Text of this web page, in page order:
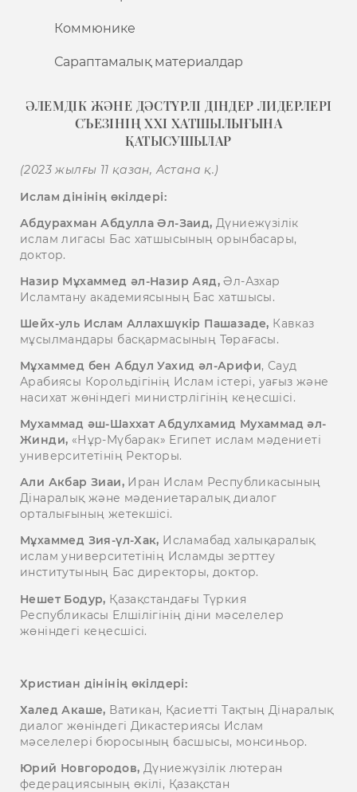
Коммюнике
Сараптамалық материалдар
ӘЛЕМДІК ЖӘНЕ ДӘСТҮРЛІ ДІНДЕР ЛИДЕРЛЕРІ
СЪЕЗІНІҢ XXI ХАТШЫЛЫҒЫНА
ҚАТЫСУШЫЛАР
(2023 жылғы 11 қазан, Астана қ.)
Ислам дінінің өкілдері:
Абдурахман Абдулла Әл-Заид, Дүниежүзілік
ислам лигасы Бас хатшысының орынбасары,
доктор.
Назир Мұхаммед әл-Назир Аяд, Әл-Азхар
Исламтану академиясының Бас хатшысы.
Шейх-уль Ислам Аллахшүкір Пашазаде, Кавказ
мұсылмандары басқармасының Төрағасы.
Мұхаммед бен Абдул Уахид әл-Арифи, Сауд
Арабиясы Корольдігінің Ислам істері, уағыз және
насихат жөніндегі министрлігінің кеңесшісі.
Мухаммад әш-Шаххат Абдулхамид Мухаммад әл-
Жинди, «Нұр-Мүбарак» Египет ислам мәдениеті
университетінің Ректоры.
Али Акбар Зиаи, Иран Ислам Республикасының
Дінаралық және мәдениетаралық диалог
орталығының жетекшісі.
Мұхаммед Зия-үл-Хак, Исламабад халықаралық
ислам университетінің Исламды зерттеу
институтының Бас директоры, доктор.
Нешет Бодур, Қазақстандағы Түркия
Республикасы Елшілігінің діни мәселелер
жөніндегі кеңесшісі.
Христиан дінінің өкілдері:
Халед Акаше, Ватикан, Қасиетті Тақтың Дінаралық
диалог жөніндегі Дикастериясы Ислам
мәселелері бюросының басшысы, монсиньор.
Юрий Новгородов, Дүниежүзілік лютеран
федерациясының өкілі, Қазақстан